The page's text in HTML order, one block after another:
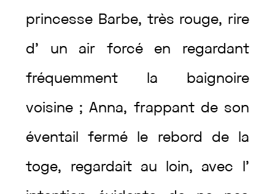
princesse Barbe, très rouge, rire
d’ un air forcé en regardant
fréquemment la baignoire
voisine ;Anna, frappant de son
éventailfermé le rebord de la
toge, regardait au loin, avec l’